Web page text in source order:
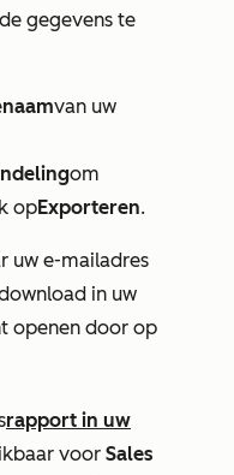
gegevens te
naamvan uw
om
opExporteren.
uw e-mailadres
in uw
openen door op
rapport in uw
voor Sales